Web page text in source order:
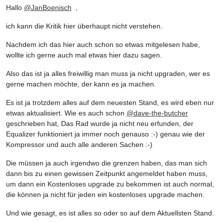
Hallo @JanBoenisch
ich kann die Kritik hier überhaupt nicht verstehen.
Nachdem ich das hier auch schon so etwas mitgelesen habe,
wollte ich gerne auch mal etwas hier dazu sagen.
Also das ist ja alles freiwillig man muss ja nicht upgraden, wer es
gerne machen möchte, der kann es ja machen.
Es ist ja trotzdem alles auf dem neuesten Stand, es wird eben nur
etwas aktualisiert. Wie es auch schon @dave-the-butcher
geschrieben hat, Das Rad wurde ja nicht neu erfunden, der
Equalizer funktioniert ja immer noch genauso :-) genau wie der
Kompressor und auch alle anderen Sachen :-)
Die müssen ja auch irgendwo die grenzen haben, das man sich
dann bis zu einen gewissen Zeitpunkt angemeldet haben muss,
um dann ein Kostenloses upgrade zu bekommen ist auch normal,
die können ja nicht für jeden ein kostenloses upgrade machen.
Und wie gesagt, es ist alles so oder so auf dem Aktuellsten Stand.